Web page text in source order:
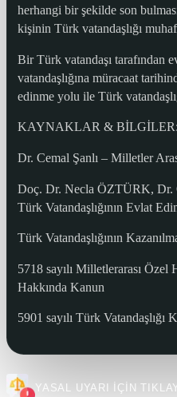
herhangi bir şekilde son
kişinin Türk vatandaşlığı
Bir Türk vatandaşı tarafından
vatandaşlığına müracaat
edinme yolu ile Türk
KAYNAKLAR & BİLGİLER:
Dr. Cemal Şanlı – Milletler
Doç. Dr. Necla ÖZTÜRK,
Türk Vatandaşlığının Evlat
Türk Vatandaşlığının
5718 sayılı Milletlerarası
Hakkında Kanun
5901 sayılı Türk Vatandaşlığı
YASAL UYARI İÇİN